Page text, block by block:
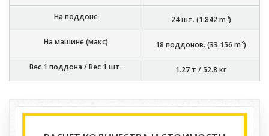
На поддоне 24шт. (1.842m3)
На машине (макс) 18 поддонов. (33.156 m3)
Вес 1 поддона / Вес 1 шт. 1.27 т /52.8 кг